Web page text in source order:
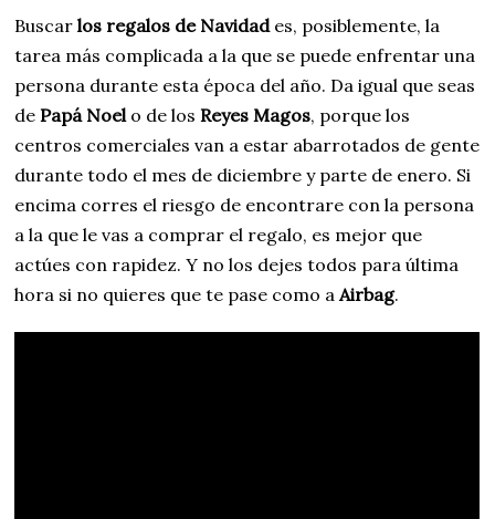
Buscarlos regalos de Navidades, posiblemente, la
tarea más complicada a la que se puede enfrentar una
persona durante esta época del año. Da igual que seas
dePapá Noelo de losReyes Magos, porque los
centros comerciales van a estar abarrotados de gente
durante todo el mes de diciembre y parte de enero. Si
encima corres el riesgo de encontrare con la persona
a la que le vas a comprar el regalo, es mejor que
actúes con rapidez. Y no los dejes todos para última
hora si no quieres que te pase como aAirbag.